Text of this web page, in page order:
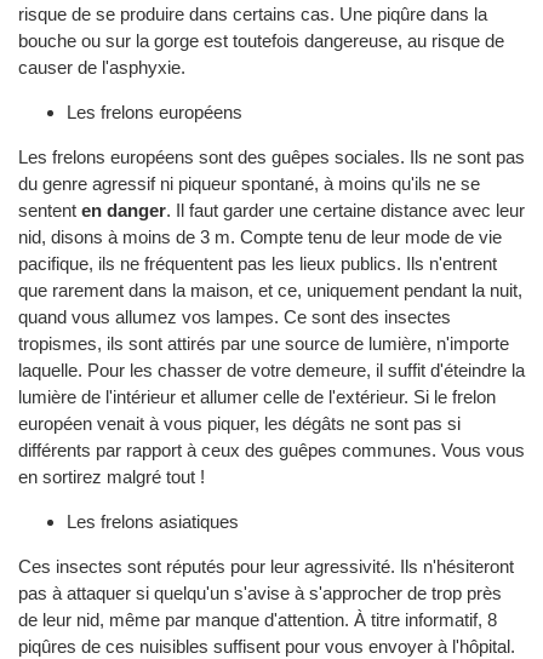
risque de se produire dans certains cas. Une piqûre dans la
bouche ou sur la gorge est toutefois dangereuse, au risque de
causer de l'asphyxie.
Les frelons européens
Les frelons européens sont des guêpes sociales. Ils ne sont pas
du genre agressif ni piqueur spontané, à moins qu'ils ne se
sentent en danger. Il faut garder une certaine distance avec leur
nid, disons à moins de 3 m. Compte tenu de leur mode de vie
pacifique, ils ne fréquentent pas les lieux publics. Ils n'entrent
que rarement dans la maison, et ce, uniquement pendant la nuit,
quand vous allumez vos lampes. Ce sont des insectes
tropismes, ils sont attirés par une source de lumière, n'importe
laquelle. Pour les chasser de votre demeure, il suffit d'éteindre la
lumière de l'intérieur et allumer celle de l'extérieur. Si le frelon
européen venait à vous piquer, les dégâts ne sont pas si
différents par rapport à ceux des guêpes communes. Vous vous
en sortirez malgré tout !
Les frelons asiatiques
Ces insectes sont réputés pour leur agressivité. Ils n'hésiteront
pas à attaquer si quelqu'un s'avise à s'approcher de trop près
de leur nid, même par manque d'attention. À titre informatif, 8
piqûres de ces nuisibles suffisent pour vous envoyer à l'hôpital.